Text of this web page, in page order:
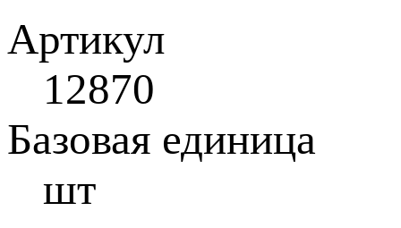
Артикул
12870
Базовая единица
шт